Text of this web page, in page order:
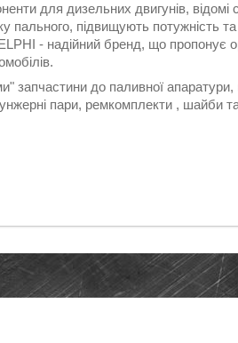
для дизельних двигунів,
пального, підвищують потужність
- надійний бренд, що пропонує
до паливної апаратури,
пари, ремкомплекти , шайби